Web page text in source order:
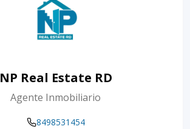
NP Real Estate RD
Agente Inmobiliario
8498531454